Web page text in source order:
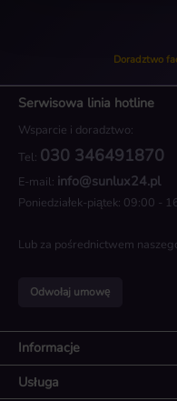
Doradztwo
Serwisowa linia hotline
Wsparcie i doradztwo:
Tel: 030 346491870
E-mail: info@sunlux24.pl
Poniedziałek-piątek: 09:00 -
Lub za pośrednictwem
Odwołaj umowę
Informacje
Usługa